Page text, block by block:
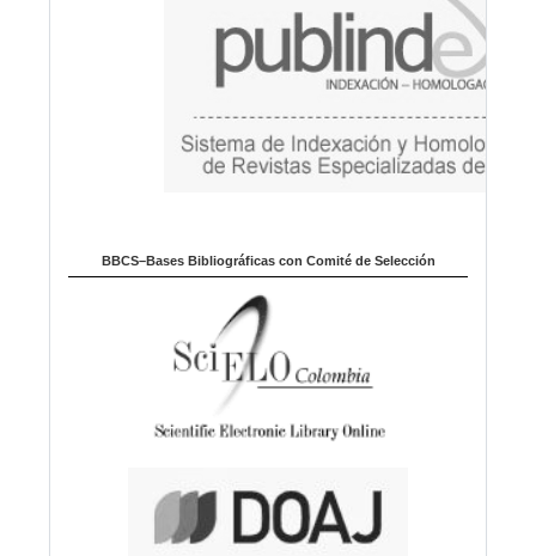
BBCS–Bases Bibliográficas con Comité de Selección